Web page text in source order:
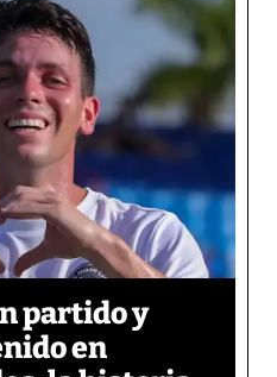
partido y
en